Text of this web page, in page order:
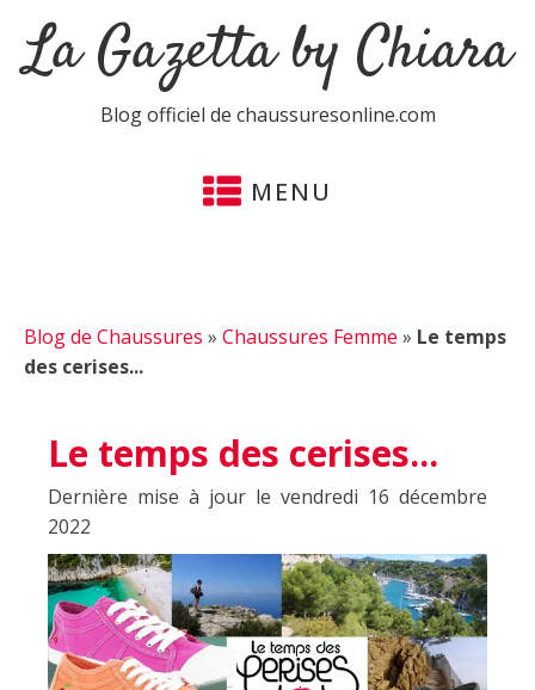
La Gazetta by Chiara
Blog officiel de chaussuresonline.com
MENU
Blog de Chaussures » Chaussures Femme » Le temps
des cerises...
Le temps des cerises...
Dernière mise à jour le vendredi 16 décembre
2022